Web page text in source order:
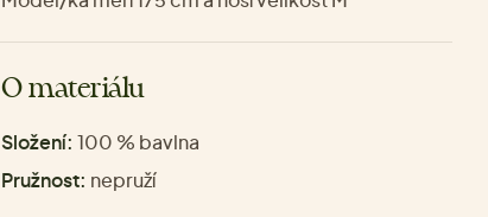
O materiálu
Složení: 100 % bavlna
Pružnost: nepruží